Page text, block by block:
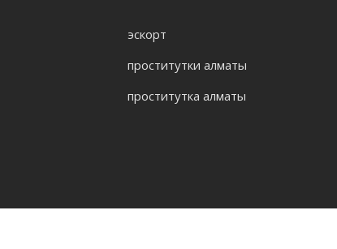
эскорт
проститутки алматы
проститутка алматы